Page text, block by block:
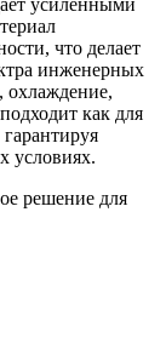
что делает
инженерных
охлаждение,
как для
условиях.
решение для